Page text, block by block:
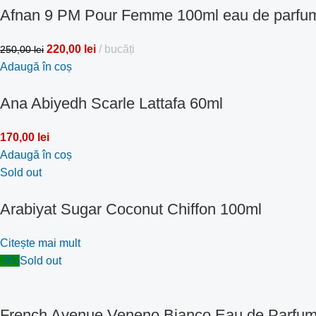
Afnan 9 PM Pour Femme 100ml eau de
250,00lei 220,00 lei
bucăți
Adaugă în coș
Ana Abiyedh Scarle Lattafa 60ml
170,00 lei
Adaugă în coș
Sold out
Arabiyat Sugar Coconut Chiffon 100ml
Citește mai mult
-9%Sold out